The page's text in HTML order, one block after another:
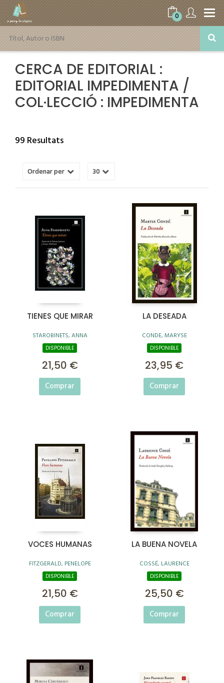
0
CERCA DE EDITORIAL :
EDITORIAL IMPEDIMENTA /
COL·LECCIÓ : IMPEDIMENTA
99 Resultats
TIENES QUE MIRAR
STAROBINETS, ANNA
DISPONIBLE
21,50 €
Comprar
LA DESEADA
CONDE, MARYSE
DISPONIBLE
23,95 €
Comprar
VOCES HUMANAS
FITZGERALD, PENELOPE
DISPONIBLE
21,50 €
Comprar
LA BUENA NOVELA
COSSÉ, LAURENCE
DISPONIBLE
25,50 €
Comprar